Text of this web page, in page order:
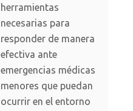
herramientas
necesarias para
responder de manera
efectiva ante
emergencias médicas
menores que puedan
ocurrir en el entorno